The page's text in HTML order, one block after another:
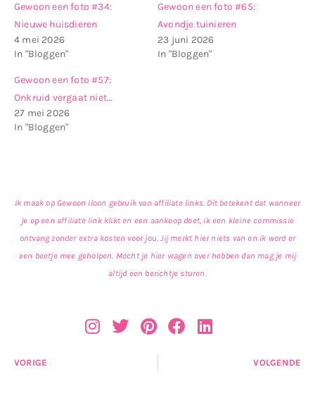
Gewoon een foto #34:
Nieuwe huisdieren
4 mei 2026
In "Bloggen"
Gewoon een foto #65:
Avondje tuinieren
23 juni 2026
In "Bloggen"
Gewoon een foto #57:
Onkruid vergaat niet…
27 mei 2026
In "Bloggen"
Ik maak op Gewoon Iloon gebruik van affiliate links. Dit betekent dat wanneer
je op een affiliate link klikt en een aankoop doet, ik een kleine commissie
ontvang zonder extra kosten voor jou. Jij merkt hier niets van en ik word er
een beetje mee geholpen. Mocht je hier vragen over hebben dan mag je mij
altijd een berichtje sturen.
VORIGE VOLGENDE